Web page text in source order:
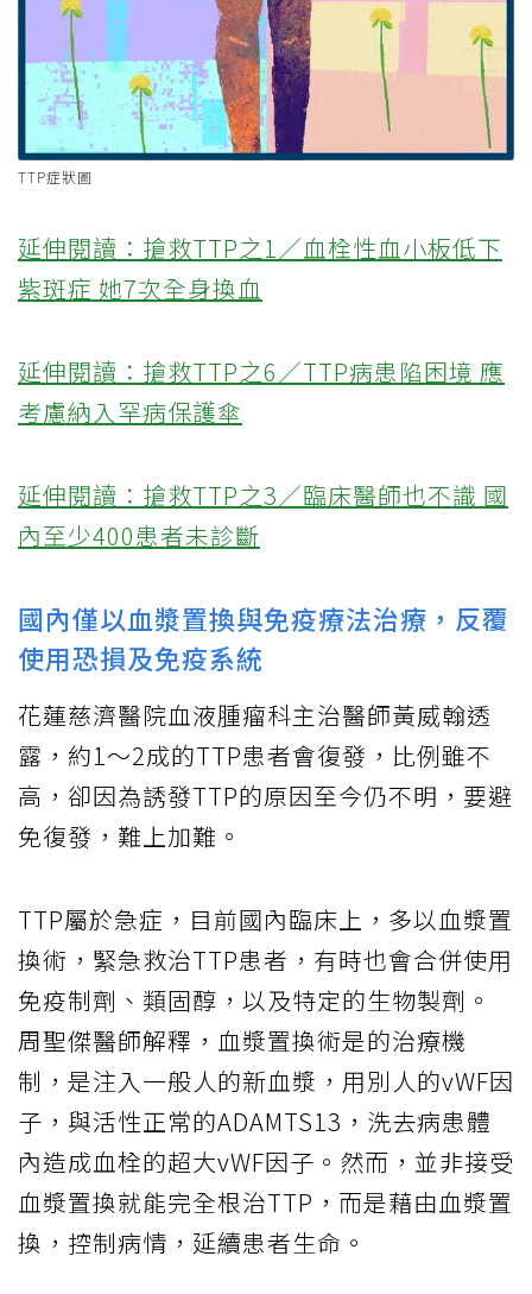
TTP症狀圖
延伸閱讀：搶救TTP之1／血栓性血小板低下
紫斑症 她7次全身換血
延伸閱讀：搶救TTP之6／TTP病患陷困境 應
考慮納入罕病保護傘
延伸閱讀：搶救TTP之3／臨床醫師也不識 國
內至少400患者未診斷
國內僅以血漿置換與免疫療法治療，反覆
使用恐損及免疫系統
花蓮慈濟醫院血液腫瘤科主治醫師黃威翰透
露，約1～2成的TTP患者會復發，比例雖不
高，卻因為誘發TTP的原因至今仍不明，要避
免復發，難上加難。
TTP屬於急症，目前國內臨床上，多以血漿置
換術，緊急救治TTP患者，有時也會合併使用
免疫制劑、類固醇，以及特定的生物製劑。
周聖傑醫師解釋，血漿置換術是的治療機
制，是注入一般人的新血漿，用別人的vWF因
子，與活性正常的ADAMTS13，洗去病患體
內造成血栓的超大vWF因子。然而，並非接受
血漿置換就能完全根治TTP，而是藉由血漿置
換，控制病情，延續患者生命。